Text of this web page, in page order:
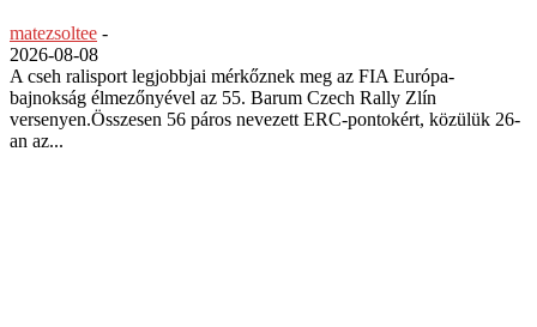
matezsoltee -
2026-08-08
A cseh ralisport legjobbjai mérkőznek meg az FIA Európa-
bajnokság élmezőnyével az 55. Barum Czech Rally Zlín
versenyen.Összesen 56 páros nevezett ERC-pontokért, közülük 26-
an az...